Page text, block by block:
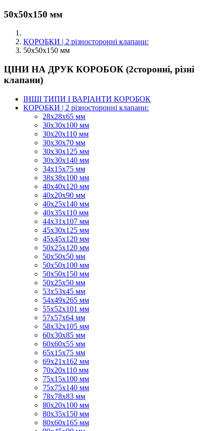
50х50х150 мм
КОРОБКИ | 2 різносторонні клапани:
50х50х150 мм
ЦІНИ НА ДРУК КОРОБОК (2сторонні, різні
клапани)
ІНШІ ТИПИ І ВАРІАНТИ КОРОБОК
КОРОБКИ | 2 різносторонні клапани:
28х28х65 мм
30х30х100 мм
30х20х110 мм
30х30х70 мм
30х30х125 мм
30х30х140 мм
34х15х75 мм
38х38х100 мм
40х40х120 мм
40х20х90 мм
40х25х140 мм
40х35х110 мм
44х31х107 мм
45х30х125 мм
45х45х120 мм
50х25х120 мм
50х50х50 мм
50х50х100 мм
50х50х150 мм
50х25х50 мм
53х53х45 мм
54х49х265 мм
55х52х101 мм
57х57х64 мм
58х32х105 мм
60х30х85 мм
60х60х55 мм
65х15х75 мм
69х21х162 мм
70х20х110 мм
75х15х100 мм
75х75х140 мм
78х78х83 мм
80х20х100 мм
80х35х150 мм
80х60х165 мм